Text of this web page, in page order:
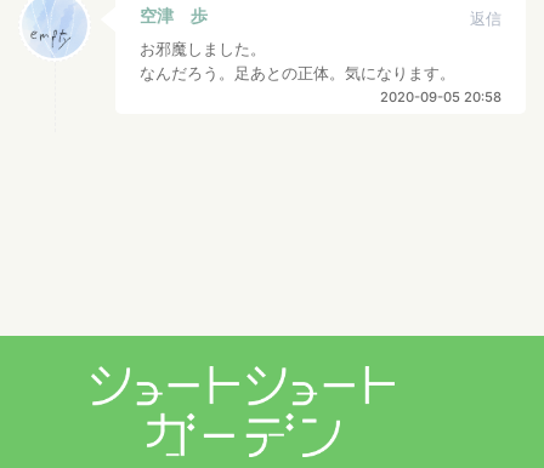
空津 歩
返信
お邪魔しました。
なんだろう。足あとの正体。気になります。
2020-09-05 20:58